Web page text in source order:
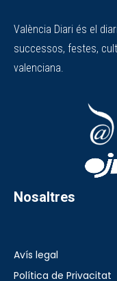
València Diari és el
successos, festes,
valenciana.
Nosaltres
Avís legal
Política de Privacitat